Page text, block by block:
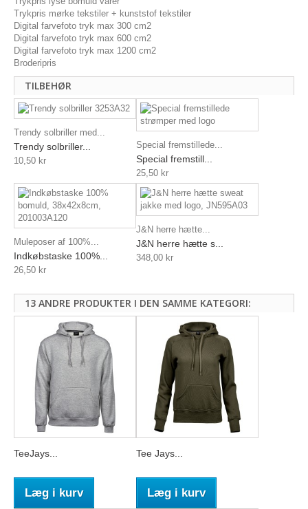
Trykpris mørke tekstiler + kunststof tekstiler
Digital farvefoto tryk max 300 cm2
Digital farvefoto tryk max 600 cm2
Digital farvefoto tryk max 1200 cm2
Broderipris
TILBEHØR
Trendy solbriller med...
Trendy solbriller...
10,50 kr
Special fremstillede...
Special fremstill...
25,50 kr
Muleposer af 100%...
Indkøbstaske 100%...
26,50 kr
J&N herre hætte...
J&N herre hætte s...
348,00 kr
13 ANDRE PRODUKTER I DEN SAMME KATEGORI:
TeeJays...
Læg i kurv
Tee Jays...
Læg i kurv